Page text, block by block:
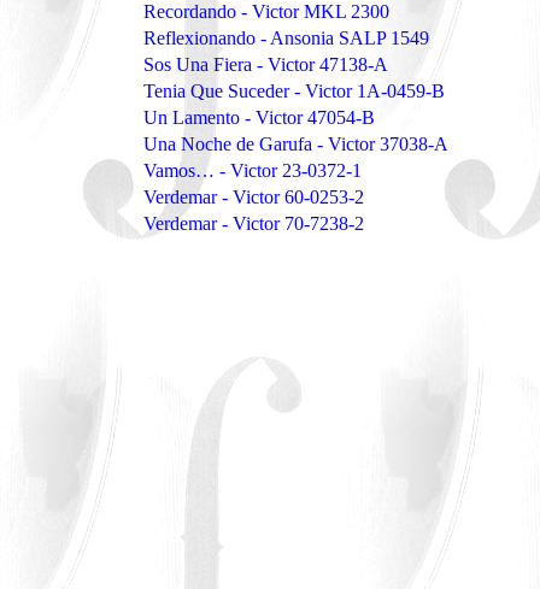
Recordando - Victor MKL 2300
Reflexionando - Ansonia SALP 1549
Sos Una Fiera - Victor 47138-A
Tenia Que Suceder - Victor 1A-0459-B
Un Lamento - Victor 47054-B
Una Noche de Garufa - Victor 37038-A
Vamos… - Victor 23-0372-1
Verdemar - Victor 60-0253-2
Verdemar - Victor 70-7238-2